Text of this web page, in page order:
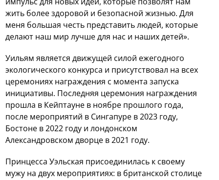
жить более здоровой и безопасной жизнью. Для
меня большая честь представить людей, которые
делают наш мир лучше для нас и наших детей».
Уильям является движущей силой ежегодного
экологического конкурса и присутствовал на всех
церемониях награждения с момента запуска
инициативы. Последняя церемония награждения
прошла в Кейптауне в ноябре прошлого года,
после мероприятий в Сингапуре в 2023 году,
Бостоне в 2022 году и лондонском
Александровском дворце в 2021 году.
Принцесса Уэльская присоединилась к своему
мужу на двух мероприятиях: в британской столице